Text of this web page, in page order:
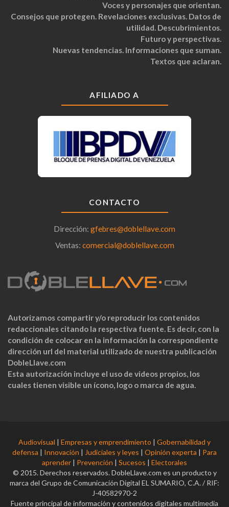
Voces y personajes que orientan.
Consejos que protegen. Revelaciones exclusivas. Datos de
utilidad. Descubrimientos.
Futuro y perspectivas.
Nuevas tendencias. Informaciones que suman.
Textos que aclaran.
AFILIADO A
CONTACTO
Dirección: gfebres@doblellave.com
Ventas: comercial@doblellave.com
Autorizamos compartir y/o reproducir los contenidos
redaccionales citando la respectiva fuente. Es decir, con la
condición de colocar en la información la correspondiente
dirección url del material utilizado de nuestra publicación
DobleLlave.com
Esta autorización incluye el uso de videos propios, los
cuales tienen visible un ícono, logo o marca de agua.
Audiovisual | Empresas y emprendimiento | Gobernabilidad y
defensa | Innovación | Judiciales y leyes | Opinión experta | Para
aprender | Prevención | Sucesos | Electorales
© 2015. Derechos reservados. DobleLlave.com es un producto y
marca del Grupo de Comunicación Digital EL SUMARIO, C.A. / RIF:
J-40582970-2
Fuente principal de información y contenidos digitales multimedia